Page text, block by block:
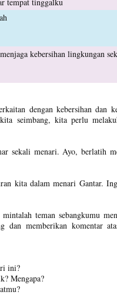
kebersihan lingkungan
dengan kebersihan dan
seimbang, kita perlu
sekali menari. Ayo, berlatih
kita dalam menari Gantar.
teman sebangkumu
dan memberikan komentar
ini?
Mengapa?